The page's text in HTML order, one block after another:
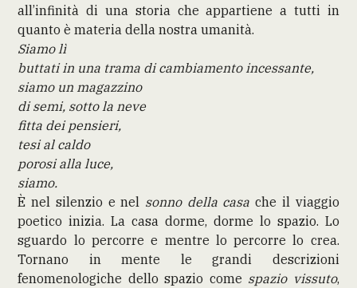
all’infinità di una storia che appartiene a tutti in
quanto è materia della nostra umanità.
Siamo lì
buttati in una trama di cambiamento incessante,
siamo un magazzino
di semi, sotto la neve
fitta dei pensieri,
tesi al caldo
porosi alla luce,
siamo.
È nel silenzio e nel sonno della casa che il viaggio
poetico inizia. La casa dorme, dorme lo spazio. Lo
sguardo lo percorre e mentre lo percorre lo crea.
Tornano in mente le grandi descrizioni
fenomenologiche dello spazio come spazio vissuto,